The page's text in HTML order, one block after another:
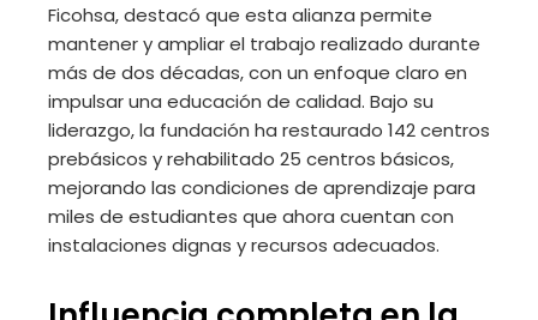
Ficohsa, destacó que esta alianza permite
mantener y ampliar el trabajo realizado durante
más de dos décadas, con un enfoque claro en
impulsar una educación de calidad. Bajo su
liderazgo, la fundación ha restaurado 142 centros
prebásicos y rehabilitado 25 centros básicos,
mejorando las condiciones de aprendizaje para
miles de estudiantes que ahora cuentan con
instalaciones dignas y recursos adecuados.